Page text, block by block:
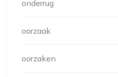
onderrug
oorzaak
oorzaken